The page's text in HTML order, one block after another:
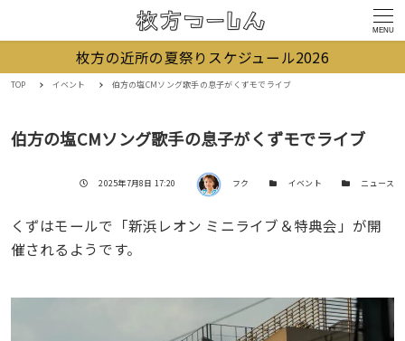
MENU
枚方の近所の夏祭りスケジュール2026
TOP イベント 伯方の塩CMソング歌手の息子がくずモでライブ
伯方の塩CMソング歌手の息子がくずモでライブ
投稿日
2025年7月8日 17:20 著者 フク カテゴリー
イベント カテゴリー
ニュース
くずはモールで「新浜レオン ミニライブ＆特典会」が開
催されるようです。